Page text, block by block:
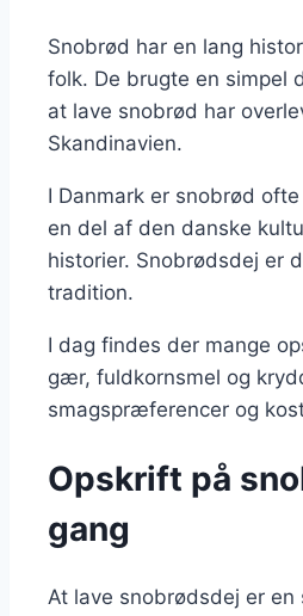
Snobrød har en lang
folk. De brugte en simpel
at lave snobrød har
Skandinavien.
I Danmark er snobrød
en del af den danske
historier. Snobrødsdej er
tradition.
I dag findes der mange
gær, fuldkornsmel og
smagspræferencer og
Opskrift på
gang
At lave snobrødsdej er